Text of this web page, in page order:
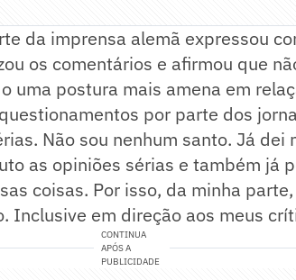
da imprensa alemã expressou
os comentários e afirmou que
uma postura mais amena em
por parte dos
Não sou nenhum santo. Já dei
as opiniões sérias e também já
coisas. Por isso, da minha
Inclusive em direção aos meus
CONTINUA
APÓS A
PUBLICIDADE